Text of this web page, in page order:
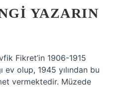
YAZARIN
Fikret’in 1906-1915
ev olup, 1945 yılından bu
vermektedir. Müzede